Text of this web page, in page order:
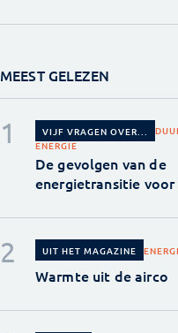
MEEST GELEZEN
VIJF VRAGEN OVER...
ENERGIE
De gevolgen van de
energietransitie
UIT HET MAGAZINE
Warmte uit de airco